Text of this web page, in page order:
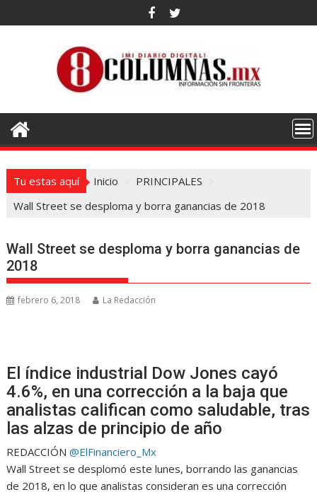
al
Tu estas aquí Inicio
PRINCIPALES
Wall Street se desploma y borra ganancias de 2018
Wall Street se desploma y borra ganancias de
2018
febrero 6, 2018 La Redacción
El índice industrial Dow Jones cayó
4.6%, en una corrección a la baja que
analistas califican como saludable, tras
las alzas de principio de año
REDACCIÓN@ElFinanciero_Mx
Wall Street se desplomó este lunes, borrando las ganancias
de 2018, en lo que analistas consideran es una corrección